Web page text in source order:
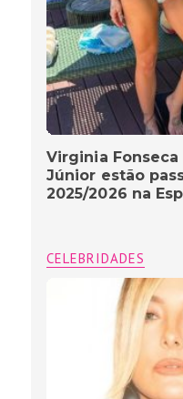
Virginia
Júnior estão
2025/2026 na
CELEBRIDADES